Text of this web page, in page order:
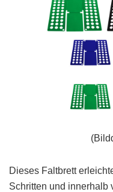
Dieses Faltbrett
Schritten und innerhalb